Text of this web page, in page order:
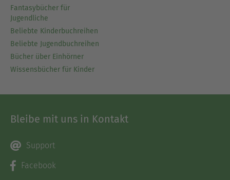
Fantasybücher für
Jugendliche
Beliebte Kinderbuchreihen
Beliebte Jugendbuchreihen
Bücher über Einhörner
Wissensbücher für Kinder
Bleibe mit uns in Kontakt
Support
Facebook